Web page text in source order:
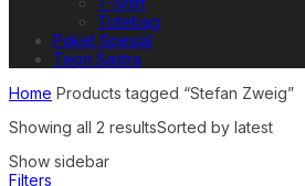
Totebag
Paket Spesial
Teori Sastra
Home Products tagged “Stefan Zweig”
Showing all 2 resultsSorted by latest
Show sidebar
Filters